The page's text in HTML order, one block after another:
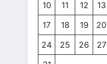
10
11 12 13
17
18 19 20
24
25 26 27